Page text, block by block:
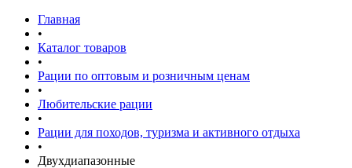
Главная
•
Каталог товаров
•
Рации по оптовым и розничным ценам
•
Любительские рации
•
Рации для походов, туризма и активного отдыха
•
Двухдиапазонные